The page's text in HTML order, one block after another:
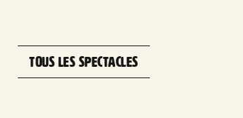
TOUS LES SPECTACLES